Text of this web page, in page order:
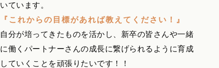
いています。
『これからの目標があれば教えてください！』
自分が培ってきたものを活かし、新卒の皆さんや一緒
に働くパートナーさんの成長に繋げられるように育成
していくことを頑張りたいです！！